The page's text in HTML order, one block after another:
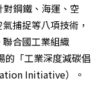
鋼鐵、海運、空
捕捉等八項技術，
合國工業組織
的「工業深度減碳倡
Initiative）。